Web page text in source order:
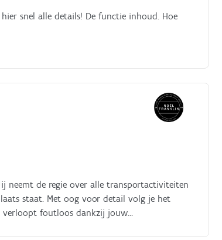
snel alle details! De functie inhoud. Hoe
neemt de regie over alle transportactiviteiten
staat. Met oog voor detail volg je het
verloopt foutloos dankzij jouw